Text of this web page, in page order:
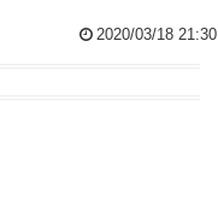
2020/03/18 21:30